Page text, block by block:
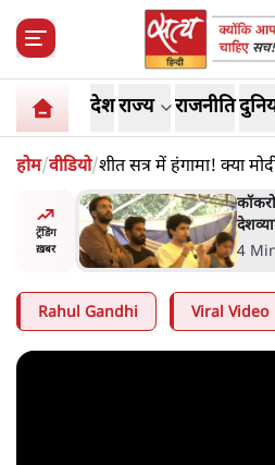
देशराज्य राजनीति
होम/वीडियो/शीत सत्र में हंगामा! क्या
ज़रूरत?
ट्रेंडिंग
ख़बर
BJP
की
5
Rahul Gandhi Viral Video